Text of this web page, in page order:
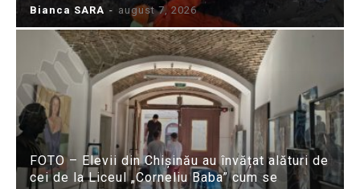
Bianca SARA - august 7, 2026
FOTO – Elevii din Chișinău au învățat alături de
cei de la Liceul „Corneliu Baba” cum se